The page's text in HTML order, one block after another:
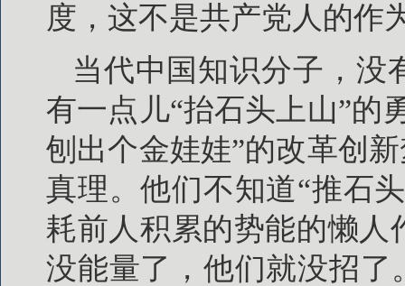
度，这不是共产党人的作
当代中国知识分子，没
有一点儿“抬石头上山”的
刨出个金娃娃”的改革创
真理。他们不知道“推石
耗前人积累的势能的懒人
没能量了，他们就没招了